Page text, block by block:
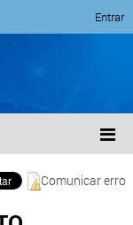
Entrar
Comunicar erro